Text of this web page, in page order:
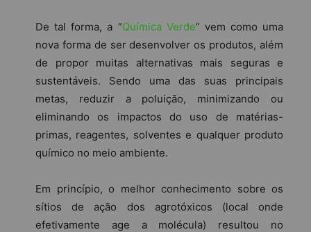
De tal forma, a “Química Verde” vem como uma
nova forma de ser desenvolver os produtos, além
de propor muitas alternativas mais seguras e
sustentáveis. Sendo uma das suas principais
metas, reduzir a poluição, minimizando ou
eliminando os impactos do uso de matérias-
primas, reagentes, solventes e qualquer produto
químico no meio ambiente.
Em princípio, o melhor conhecimento sobre os
sítios de ação dos agrotóxicos (local onde
efetivamente age a molécula) resultou no